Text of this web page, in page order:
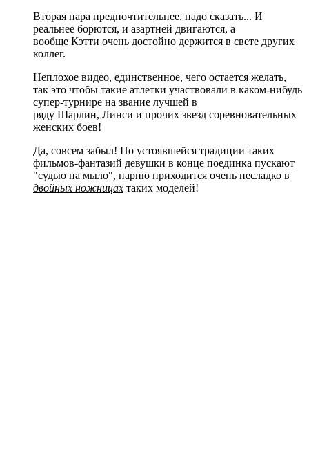
Вторая пара предпочтительнее, надо сказать... И
реальнее борются, и азартней двигаются, а
вообще Кэтти очень достойно держится в свете других
коллег.
Неплохое видео, единственное, чего остается желать,
так это чтобы такие атлетки участвовали в каком-нибудь
супер-турнире на звание лучшей в
ряду Шарлин, Линси и прочих звезд соревновательных
женских боев!
Да, совсем забыл! По устоявшейся традиции таких
фильмов-фантазий девушки в конце поединка пускают
"судью на мыло", парню приходится очень несладко в
двойных ножницах таких моделей!